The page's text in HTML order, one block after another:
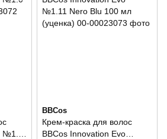
№1.0
BBCos
Крем-краска для волос
BBCos Innovation Evo